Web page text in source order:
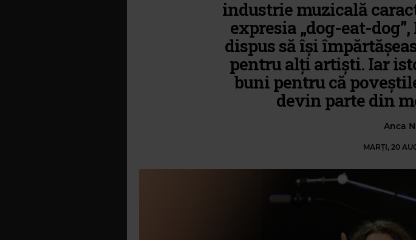
industrie muzicală
expresia „dog-eat-
dispus să își
pentru alți artiști. Iar
buni pentru că
devin parte din
Anca
MARȚI, 20